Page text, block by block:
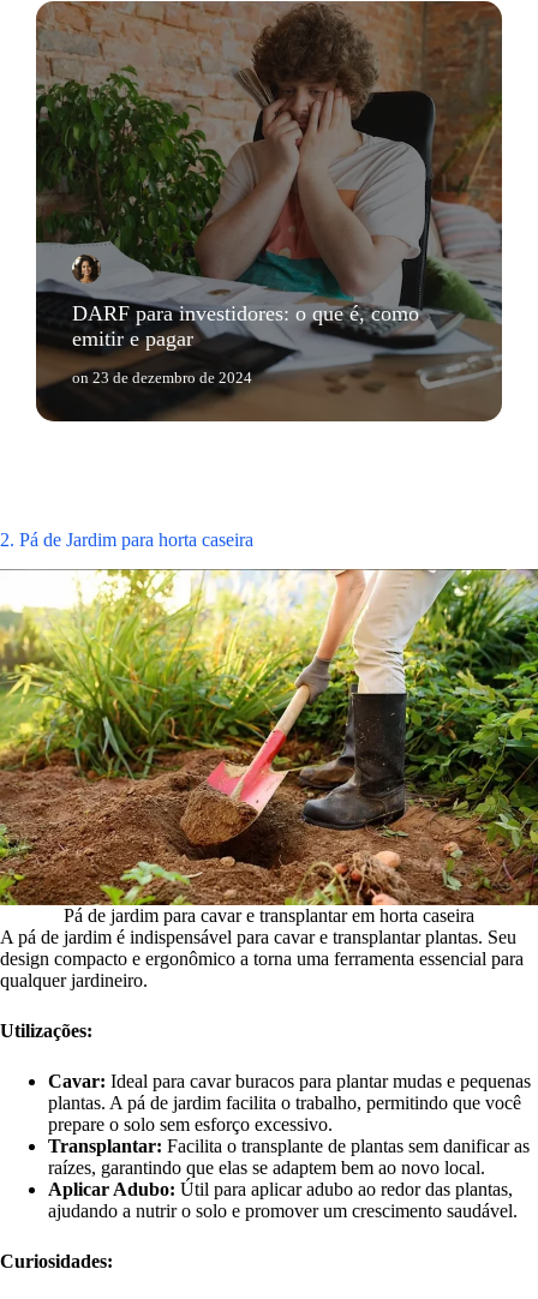
DARF para investidores: o que é, como
emitir e pagar
on 23 de dezembro de 2024
2. Pá de Jardim para horta caseira
Pá de jardim para cavar e transplantar em horta caseira
A pá de jardim é indispensável para cavar e transplantar plantas. Seu
design compacto e ergonômico a torna uma ferramenta essencial para
qualquer jardineiro.
Utilizações:
Cavar: Ideal para cavar buracos para plantar mudas e pequenas
plantas. A pá de jardim facilita o trabalho, permitindo que você
prepare o solo sem esforço excessivo.
Transplantar: Facilita o transplante de plantas sem danificar as
raízes, garantindo que elas se adaptem bem ao novo local.
Aplicar Adubo: Útil para aplicar adubo ao redor das plantas,
ajudando a nutrir o solo e promover um crescimento saudável.
Curiosidades: